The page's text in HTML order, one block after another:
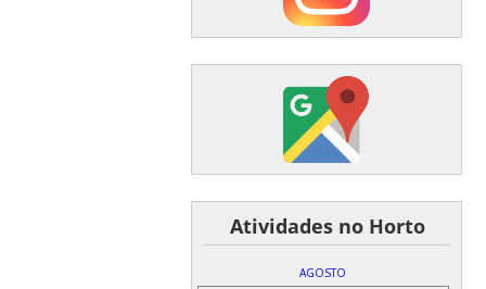
͏ ͏ ͏ ͏ ͏ ͏Atividades no Horto
AGOSTO